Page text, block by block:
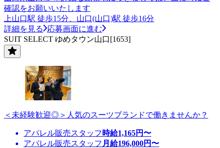
確認をお願いいたします
上山口駅 徒歩15分、山口(山口)駅 徒歩16分
詳細を見る
応募画面に進む
SUIT SELECT ゆめタウン山口[1653]
＜未経験歓迎◎＞人気のスーツブランドで働きませんか？
アパレル販売スタッフ 時給1,165円〜
アパレル販売スタッフ 月給196,000円〜